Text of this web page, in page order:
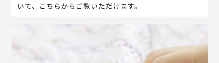
いて、こちらからご覧いただけます。